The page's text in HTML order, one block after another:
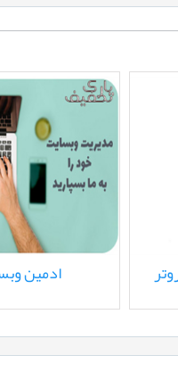
مودم روتر Utel-L443 4G